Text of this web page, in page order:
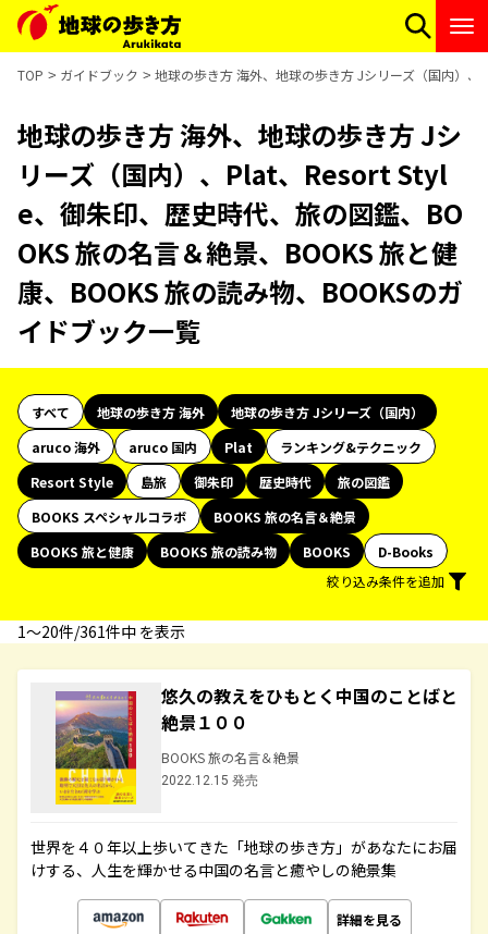
TOP ガイドブック 地球の歩き方 海外、地球の歩き方 Jシリーズ（国内）
地球の歩き方 海外、地球の歩き方 Jシ
リーズ（国内）、Plat、Resort Styl
e、御朱印、歴史時代、旅の図鑑、BO
OKS 旅の名言＆絶景、BOOKS 旅と健
康、BOOKS 旅の読み物、BOOKSのガ
イドブック一覧
すべて 地球の歩き方 海外
地球の歩き方 Jシリーズ（国内）
aruco 海外
aruco 国内 Plat
ランキング&テクニック
Resort Style
島旅 御朱印 歴史時代
旅の図鑑
BOOKS スペシャルコラボ
BOOKS 旅の名言＆絶景
BOOKS 旅と健康
BOOKS 旅の読み物 BOOKS
D-Books
絞り込み条件を追加
1〜20件/361件中 を表示
悠久の教えをひもとく中国のことばと
絶景１００
BOOKS 旅の名言＆絶景
2022.12.15 発売
世界を４０年以上歩いてきた「地球の歩き方」があなたにお届
けする、人生を輝かせる中国の名言と癒やしの絶景集
詳細を見る